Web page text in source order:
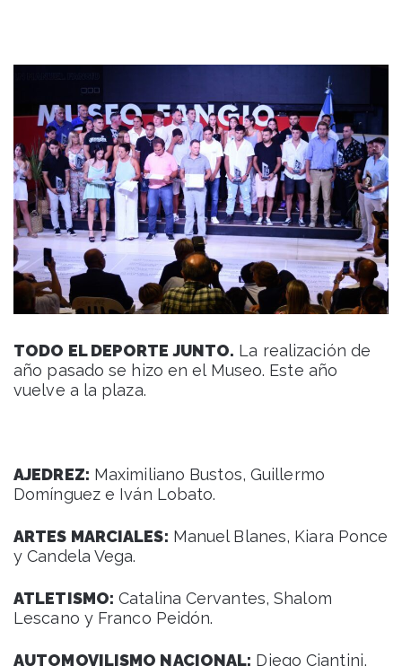
TODO EL DEPORTE JUNTO. La realización de
año pasado se hizo en el Museo. Este año
vuelve a la plaza.
AJEDREZ: Maximiliano Bustos, Guillermo
Domínguez e Iván Lobato.
ARTES MARCIALES: Manuel Blanes, Kiara Ponce
y Candela Vega.
ATLETISMO: Catalina Cervantes, Shalom
Lescano y Franco Peidón.
AUTOMOVILISMO NACIONAL: Diego Ciantini,